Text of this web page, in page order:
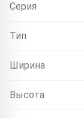
Серия
Тип
Ширина
Высота